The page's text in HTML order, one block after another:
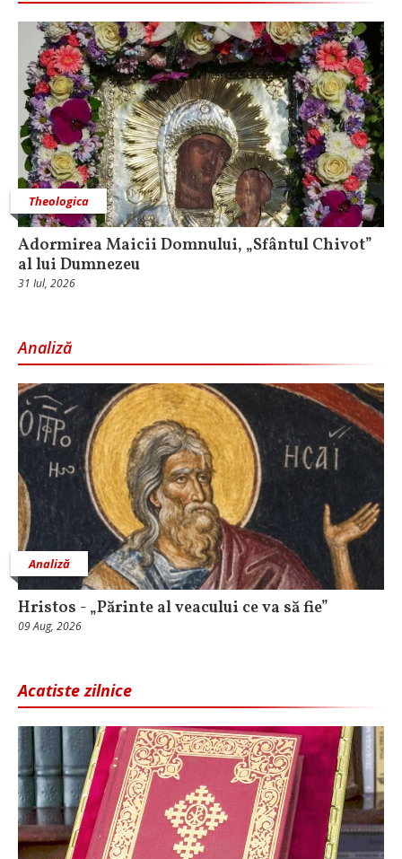
Theologica
Adormirea Maicii Domnului, „Sfântul Chivot”
al lui Dumnezeu
31 Iul, 2026
Analiză
Analiză
Hristos - „Părinte al veacului ce va să fie”
09 Aug, 2026
Acatiste zilnice